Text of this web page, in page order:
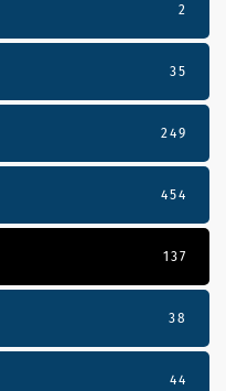
2
35
249
454
137
38
44